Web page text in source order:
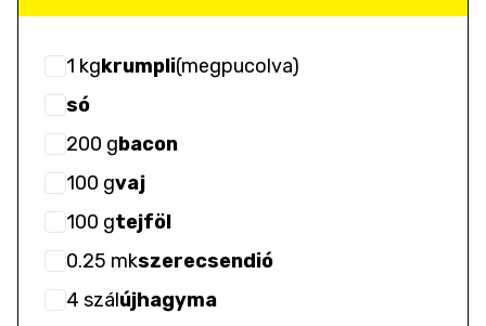
1 kgkrumpli(megpucolva)
só
200 gbacon
100 gvaj
100 gtejföl
0.25 mkszerecsendió
4 szálújhagyma